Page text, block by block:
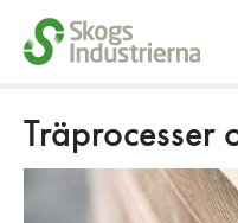
Träprocesser